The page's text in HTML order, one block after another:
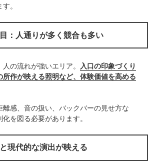
。
：人通りが多く競合も多い
の流れが強いエリア。
入口の印象づくり
所作が映える照明など、体験価値を高める
離感、音の扱い、バックバーの見せ方な
を図る必要があります。
現代的な演出が映える